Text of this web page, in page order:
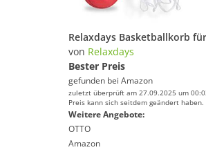
von Relaxdays
Bester Preis
gefunden bei Amazon
zuletzt überprüft am 27.09.2025 um
Preis kann sich seitdem geändert haben.
Weitere Angebote:
OTTO
Amazon